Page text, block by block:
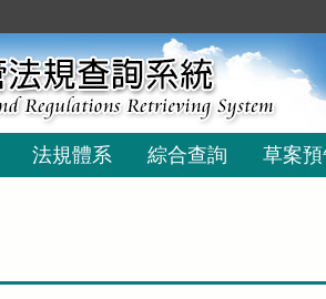
法規體系 綜合查詢 草案